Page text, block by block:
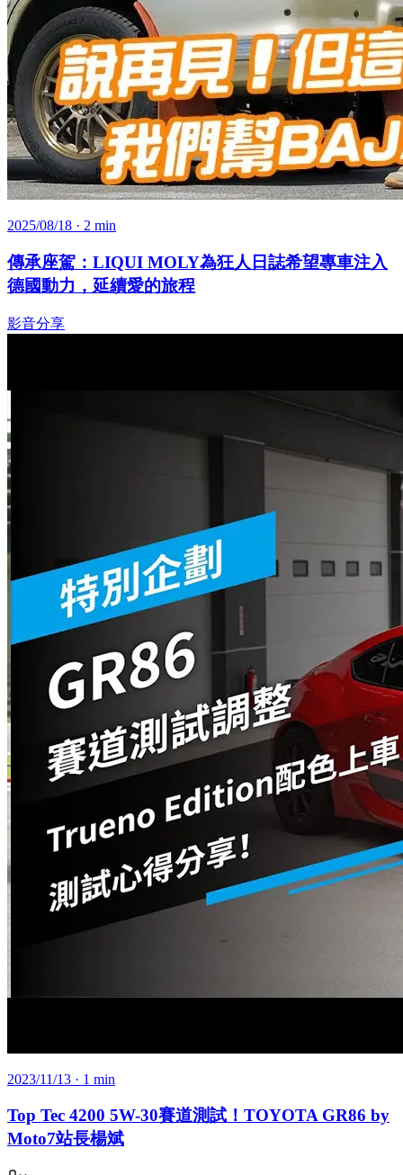
2025/08/18 · 2 min
傳承座駕：LIQUI MOLY為狂人日誌希望專車注入
德國動力，延續愛的旅程
影音分享
2023/11/13 · 1 min
Top Tec 4200 5W-30賽道測試！TOYOTA GR86 by
Moto7站長楊斌